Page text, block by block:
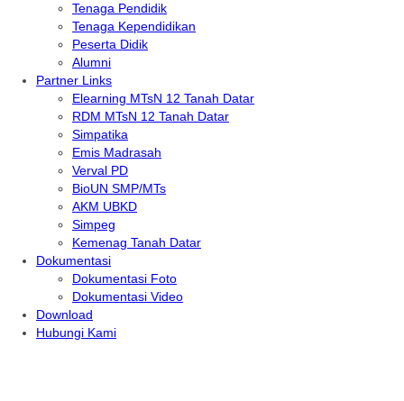
Tenaga Pendidik
Tenaga Kependidikan
Peserta Didik
Alumni
Partner Links
Elearning MTsN 12 Tanah Datar
RDM MTsN 12 Tanah Datar
Simpatika
Emis Madrasah
Verval PD
BioUN SMP/MTs
AKM UBKD
Simpeg
Kemenag Tanah Datar
Dokumentasi
Dokumentasi Foto
Dokumentasi Video
Download
Hubungi Kami